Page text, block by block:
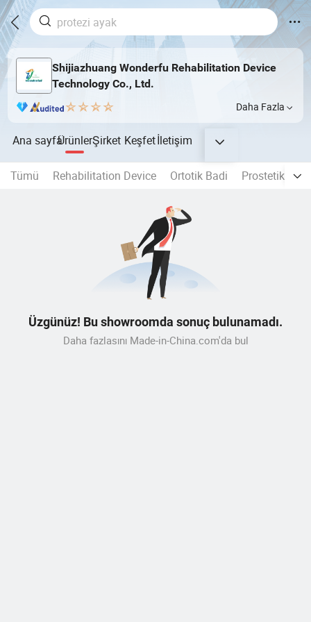
Shijiazhuang Wonderfu Rehabilitation Device
Technology Co., Ltd.
Daha Fazla
Ana sayfaÜrünlerŞirket Keşfetİletişim
Tümü Rehabilitation Device Ortotik Badi Prostetik
Üzgünüz! Bu showroomda sonuç bulunamadı.
Daha fazlasını Made-in-China.com'da bul